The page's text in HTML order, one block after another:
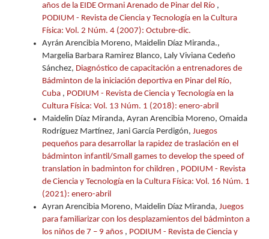
años de la EIDE Ormani Arenado de Pinar del Río ,
PODIUM - Revista de Ciencia y Tecnología en la Cultura
Física: Vol. 2 Núm. 4 (2007): Octubre-dic.
Ayrán Arencibia Moreno, Maidelin Díaz Miranda.,
Margelia Barbara Ramirez Blanco, Laly Viviana Cedeño
Sánchez, Diagnóstico de capacitación a entrenadores de
Bádminton de la iniciación deportiva en Pinar del Río,
Cuba , PODIUM - Revista de Ciencia y Tecnología en la
Cultura Física: Vol. 13 Núm. 1 (2018): enero-abril
Maidelin Díaz Miranda, Ayran Arencibia Moreno, Omaida
Rodríguez Martínez, Jani García Perdigón, Juegos
pequeños para desarrollar la rapidez de traslación en el
bádminton infantil/Small games to develop the speed of
translation in badminton for children , PODIUM - Revista
de Ciencia y Tecnología en la Cultura Física: Vol. 16 Núm. 1
(2021): enero-abril
Ayran Arencibia Moreno, Maidelin Díaz Miranda, Juegos
para familiarizar con los desplazamientos del bádminton a
los niños de 7 – 9 años , PODIUM - Revista de Ciencia y